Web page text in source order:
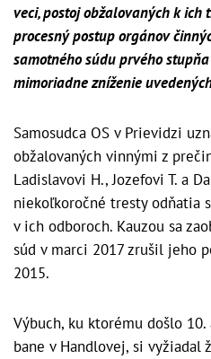
veci, postoj obžalovaných k
procesný postup orgánov
samotného súdu prvého
mimoriadne zníženie
Samosudca OS v Prievidzi
obžalovaných vinnými z
Ladislavovi H., Jozefovi T. a
niekoľkoročné tresty odňatia
v ich odboroch. Kauzou sa
súd v marci 2017 zrušil jeho
2015.
Výbuch, ku ktorému došlo
bane v Handlovej, si vyžiadal